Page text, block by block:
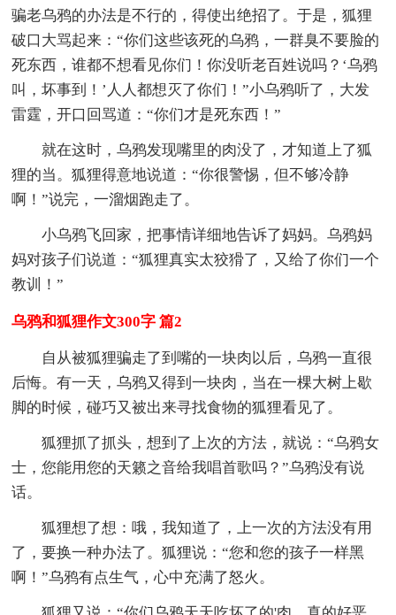
骗老乌鸦的办法是不行的，得使出绝招了。于是，狐狸
破口大骂起来：“你们这些该死的乌鸦，一群臭不要脸的
死东西，谁都不想看见你们！你没听老百姓说吗？‘乌鸦
叫，坏事到！’人人都想灭了你们！”小乌鸦听了，大发
雷霆，开口回骂道：“你们才是死东西！”
就在这时，乌鸦发现嘴里的肉没了，才知道上了狐
狸的当。狐狸得意地说道：“你很警惕，但不够冷静
啊！”说完，一溜烟跑走了。
小乌鸦飞回家，把事情详细地告诉了妈妈。乌鸦妈
妈对孩子们说道：“狐狸真实太狡猾了，又给了你们一个
教训！”
乌鸦和狐狸作文300字 篇2
自从被狐狸骗走了到嘴的一块肉以后，乌鸦一直很
后悔。有一天，乌鸦又得到一块肉，当在一棵大树上歇
脚的时候，碰巧又被出来寻找食物的狐狸看见了。
狐狸抓了抓头，想到了上次的方法，就说：“乌鸦女
士，您能用您的天籁之音给我唱首歌吗？”乌鸦没有说
话。
狐狸想了想：哦，我知道了，上一次的方法没有用
了，要换一种办法了。狐狸说：“您和您的孩子一样黑
啊！”乌鸦有点生气，心中充满了怒火。